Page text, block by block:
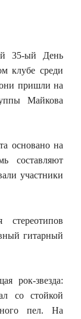
35-ый День
клубе среди
пришли на
Майкова
основано на
составляют
участники
стереотипов
гитарный
рок-звезда:
со стойкой
пел. На